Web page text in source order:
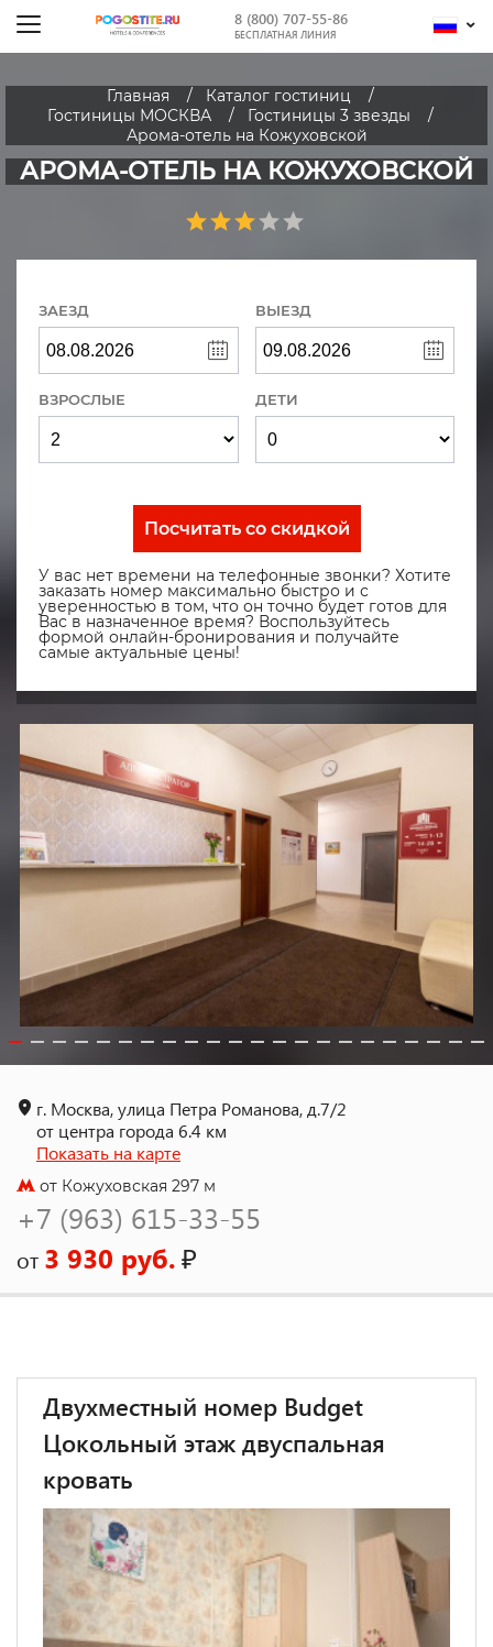
8 (800) 707-55-86
БЕСПЛАТНАЯ ЛИНИЯ
Главная
Каталог гостиниц
Гостиницы МОСКВА
Гостиницы 3 звезды
Арома-отель на Кожуховской
АРОМА-ОТЕЛЬ НА КОЖУХОВСКОЙ
ЗАЕЗД ВЫЕЗД
ВЗРОСЛЫЕ ДЕТИ
Посчитать со скидкой
У вас нет времени на телефонные звонки? Хотите
заказать номер максимально быстро и с
уверенностью в том, что он точно будет готов для
Вас в назначенное время? Воспользуйтесь
формой онлайн-бронирования и получайте
самые актуальные цены!
г. Москва, улица Петра Романова, д.7/2
от центра города 6.4 км
Показать на карте
от Кожуховская 297 м
+7 (963) 615-33-55
от 3 930 руб.₽
Двухместный номер Budget
Цокольный этаж двуспальная
кровать